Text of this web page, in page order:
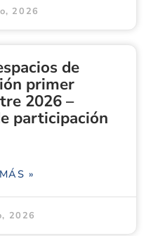
2026
de
primer
2026 –
participación
»
2026